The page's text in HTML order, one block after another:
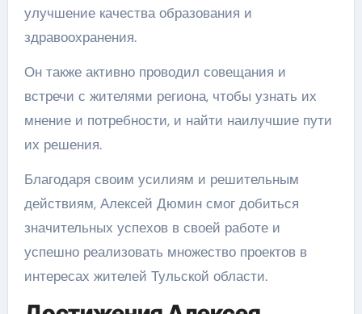
улучшение качества образования и
здравоохранения.
Он также активно проводил совещания и
встречи с жителями региона, чтобы узнать их
мнение и потребности, и найти наилучшие пути
их решения.
Благодаря своим усилиям и решительным
действиям, Алексей Дюмин смог добиться
значительных успехов в своей работе и
успешно реализовать множество проектов в
интересах жителей Тульской области.